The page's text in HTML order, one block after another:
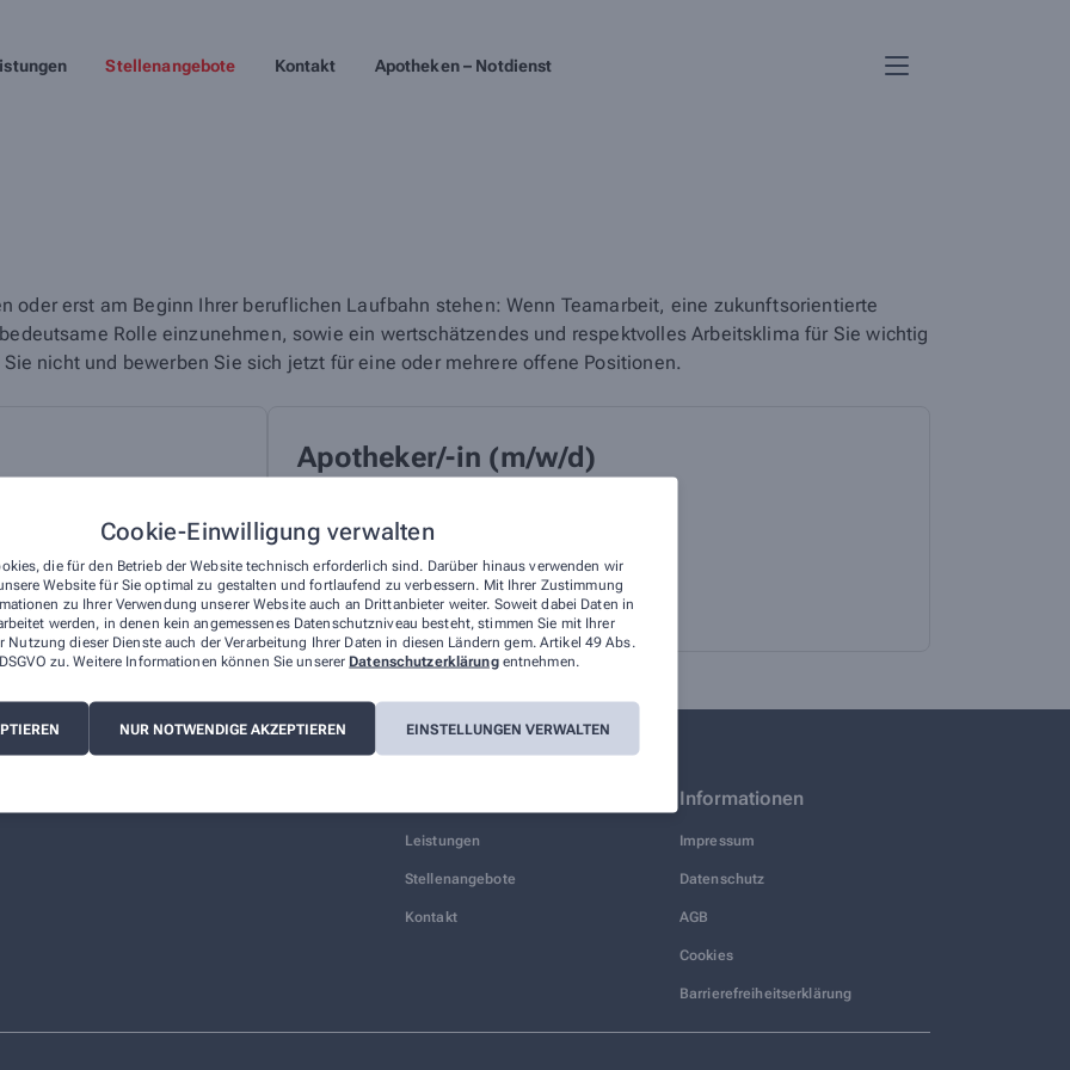
Cookie-Einwilligung verwalten
die für den Betrieb der Website technisch erforderlich sind. Darüber hinaus verwenden wir
Website für Sie optimal zu gestalten und fortlaufend zu verbessern. Mit Ihrer Zustimmung
zu Ihrer Verwendung unserer Website auch an Drittanbieter weiter. Soweit dabei Daten in
werden, in denen kein angemessenes Datenschutzniveau besteht, stimmen Sie mit Ihrer
Nutzung dieser Dienste auch der Verarbeitung Ihrer Daten in diesen Ländern gem. Artikel 49 Abs.
zu. Weitere Informationen können Sie unserer Datenschutzerklärungentnehmen.
NUR NOTWENDIGE AKZEPTIEREN EINSTELLUNGEN VERWALTEN
Stellenangebote Kontakt Apotheken – Notdienst
oder erst am Beginn Ihrer beruflichen Laufbahn stehen: Wenn Teamarbeit, eine zukunftsorientierte
Rolle einzunehmen, sowie ein wertschätzendes und respektvolles Arbeitsklima für Sie wichtig
nicht und bewerben Sie sich jetzt für eine oder mehrere offene Positionen.
Apotheker/-in (m/w/d)
als Mitarbeiter/-in
Mehr erfahren
Leistungen
Stellenangebote
Kontakt
Informationen
Impressum
Datenschutz
AGB
Cookies
Barrierefreiheitserklärung